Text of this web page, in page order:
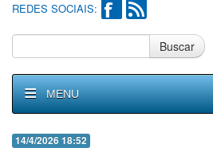
REDES SOCIAIS:
Buscar
MENU
14/4/2026 18:52